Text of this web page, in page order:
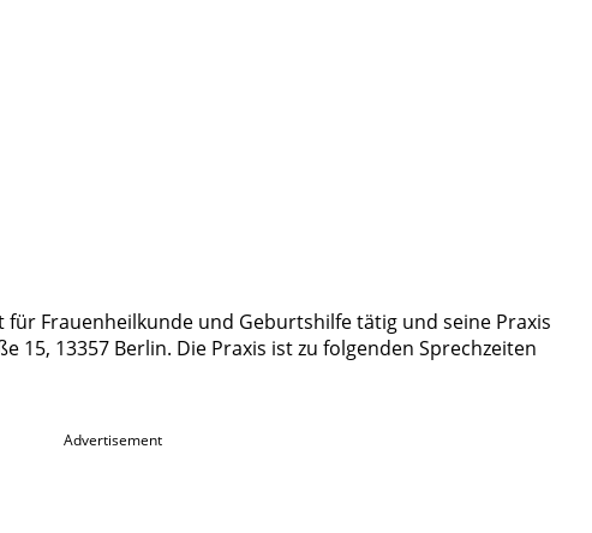
für Frauenheilkunde und Geburtshilfe tätig und seine Praxis
15, 13357 Berlin. Die Praxis ist zu folgenden Sprechzeiten
Advertisement